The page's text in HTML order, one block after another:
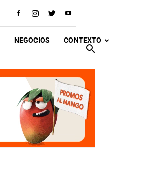
NEGOCIOS CONTEXTO